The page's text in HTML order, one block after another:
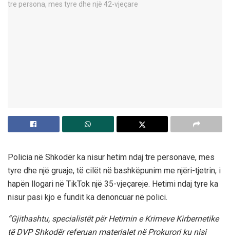
Policia në Shkodër ka nisur hetim ndaj tre personave, mes
tyre dhe një gruaje, të cilët në bashkëpunim me njëri-tjetrin, i
hapën llogari në TikTok një 35-vjeçareje. Hetimi ndaj tyre ka
nisur pasi kjo e fundit ka denoncuar në polici.
“Gjithashtu, specialistët për Hetimin e Krimeve Kirbernetike
të DVP Shkodër referuan materialet në Prokurori ku nisi